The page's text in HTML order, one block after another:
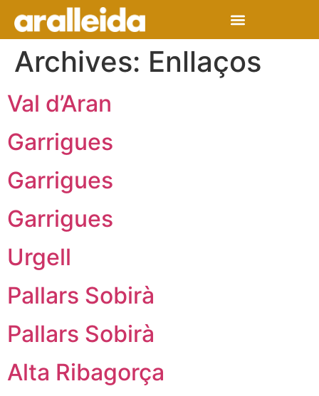
Archives: Enllaços
Val d’Aran
Garrigues
Garrigues
Garrigues
Urgell
Pallars Sobirà
Pallars Sobirà
Alta Ribagorça